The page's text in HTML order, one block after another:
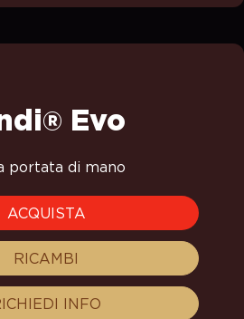
® Evo
portata di mano
ACQUISTA
RICAMBI
INFO